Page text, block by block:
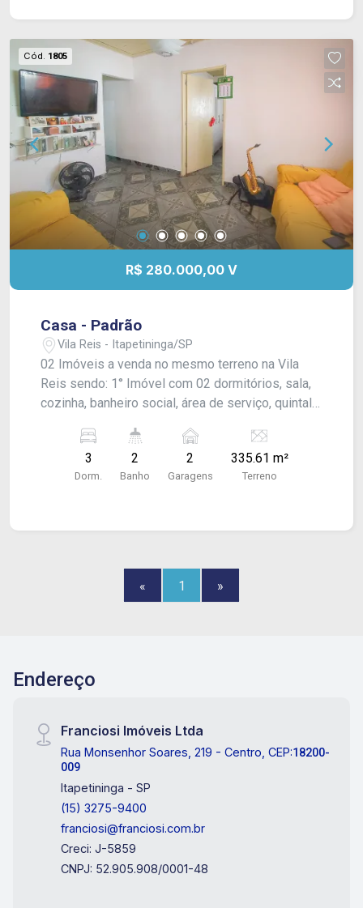
Cód. 1805
R$ 280.000,00 V
Casa - Padrão
Vila Reis - Itapetininga/SP
02 Imóveis a venda no mesmo terreno na Vila
Reis sendo: 1° Imóvel com 02 dormitórios, sala,
cozinha, banheiro social, área de serviço, quintal
com 01 dormitório, sala, cozinha, banheiro social,
lavanderia e quintal. O Imóvel possui acabamento
em madeira e piso frio.
3
Dorm.
2
Banho
2
Garagens
335.61 m²
Terreno
« 1 »
Endereço
Franciosi Imóveis Ltda
Rua Monsenhor Soares, 219 - Centro, CEP:18200-
009
Itapetininga - SP
(15) 3275-9400
franciosi@franciosi.com.br
Creci: J-5859
CNPJ: 52.905.908/0001-48